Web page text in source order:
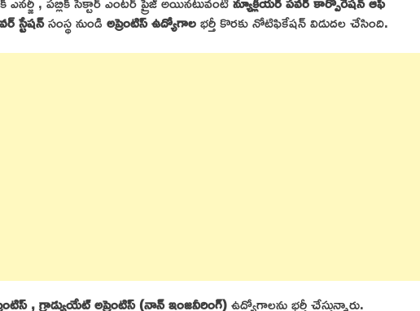
స్టేషన్సంస్థ నుండిఅప్రెంటిస్ ఉద్యోగాలభర్తీ కొరకు నోటిఫికేషన్ విడుదల చేసింది.
, గ్రాడ్యుయేట్ అప్రెంటిస్ (నాన్ ఇంజనీరింగ్)ఉద్యోగాలను భర్తీ చేస్తున్నారు.